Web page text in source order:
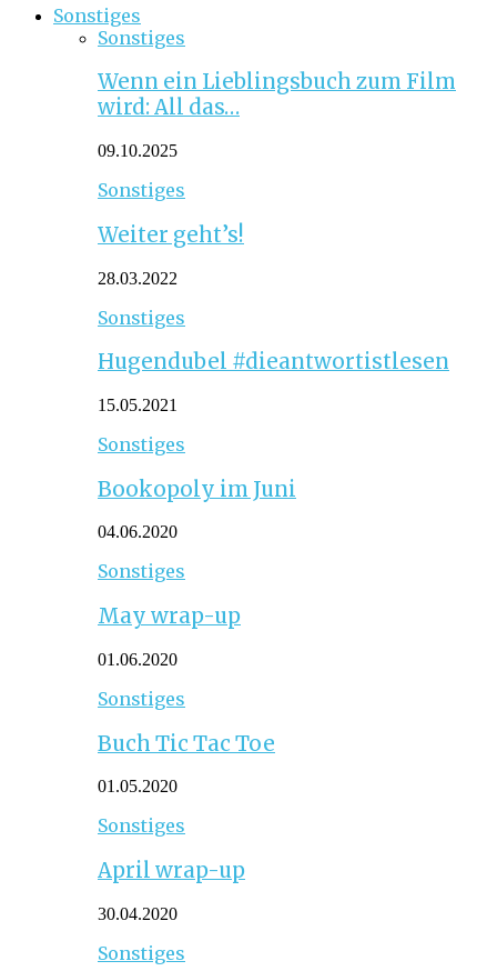
Sonstiges
Sonstiges
Wenn ein Lieblingsbuch zum Film
wird: All das…
09.10.2025
Sonstiges
Weiter geht’s!
28.03.2022
Sonstiges
Hugendubel #dieantwortistlesen
15.05.2021
Sonstiges
Bookopoly im Juni
04.06.2020
Sonstiges
May wrap-up
01.06.2020
Sonstiges
Buch Tic Tac Toe
01.05.2020
Sonstiges
April wrap-up
30.04.2020
Sonstiges